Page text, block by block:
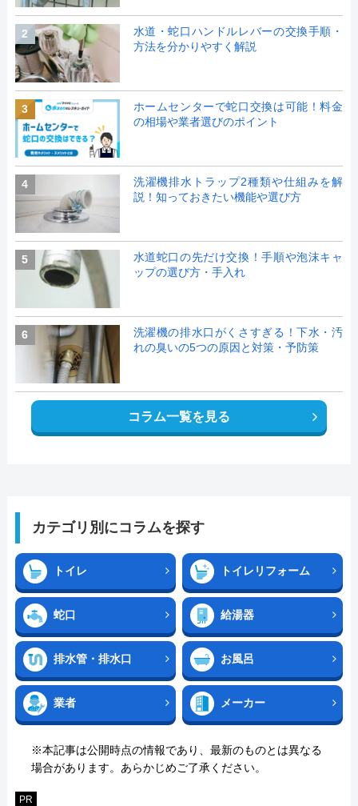
2
水道・蛇口ハンドルレバーの交換手順・
方法を分かりやすく解説
3
ホームセンターで蛇口交換は可能！料金
の相場や業者選びのポイント
4
洗濯機排水トラップ2種類や仕組みを解
説！知っておきたい機能や選び方
5
水道蛇口の先だけ交換！手順や泡沫キャ
ップの選び方・手入れ
6
洗濯機の排水口がくさすぎる！下水・汚
れの臭いの5つの原因と対策・予防策
コラム一覧を見る
カテゴリ別にコラムを探す
トイレ トイレリフォーム
蛇口 給湯器
排水管・排水口 お風呂
業者 メーカー
※本記事は公開時点の情報であり、最新のものとは異なる
場合があります。あらかじめご了承ください。
PR